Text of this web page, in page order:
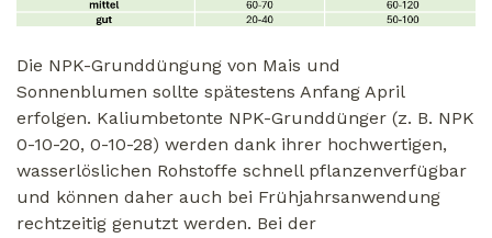
Die NPK-Grunddüngung von Mais und
Sonnenblumen sollte spätestens Anfang April
erfolgen. Kaliumbetonte NPK-Grunddünger (z. B. NPK
0-10-20, 0-10-28) werden dank ihrer hochwertigen,
wasserlöslichen Rohstoffe schnell pflanzenverfügbar
und können daher auch bei Frühjahrsanwendung
rechtzeitig genutzt werden. Bei der